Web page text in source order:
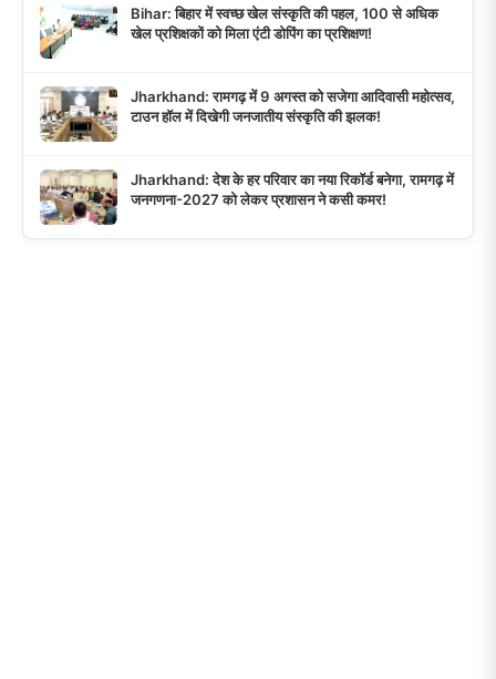
Bihar: बिहार में स्वच्छ खेल संस्कृति की पहल, 100 से अधिक
खेल प्रशिक्षकों को मिला एंटी डोपिंग का प्रशिक्षण!
Jharkhand: रामगढ़ में 9 अगस्त को सजेगा आदिवासी महोत्सव,
टाउन हॉल में दिखेगी जनजातीय संस्कृति की झलक!
Jharkhand: देश के हर परिवार का नया रिकॉर्ड बनेगा, रामगढ़ में
जनगणना-2027 को लेकर प्रशासन ने कसी कमर!